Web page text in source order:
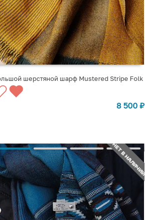
СООБЩИТЬ О ПОСТУПЛЕНИИ
шерстяной шарф Mustered Stripe Folk
8 500 ₽
НЕТ В НАЛИЧИИ